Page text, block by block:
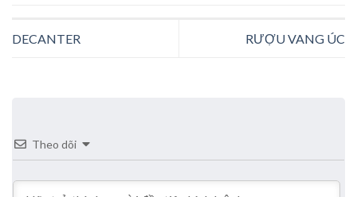
DECANTER RƯỢU VANG ÚC
Theo dõi